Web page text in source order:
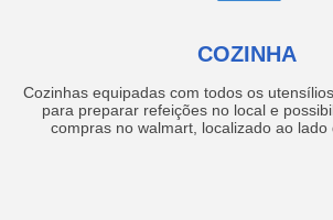
COZINHA
Cozinhas equipadas com todos os
para preparar refeições no local e
compras no walmart, localizado ao lado